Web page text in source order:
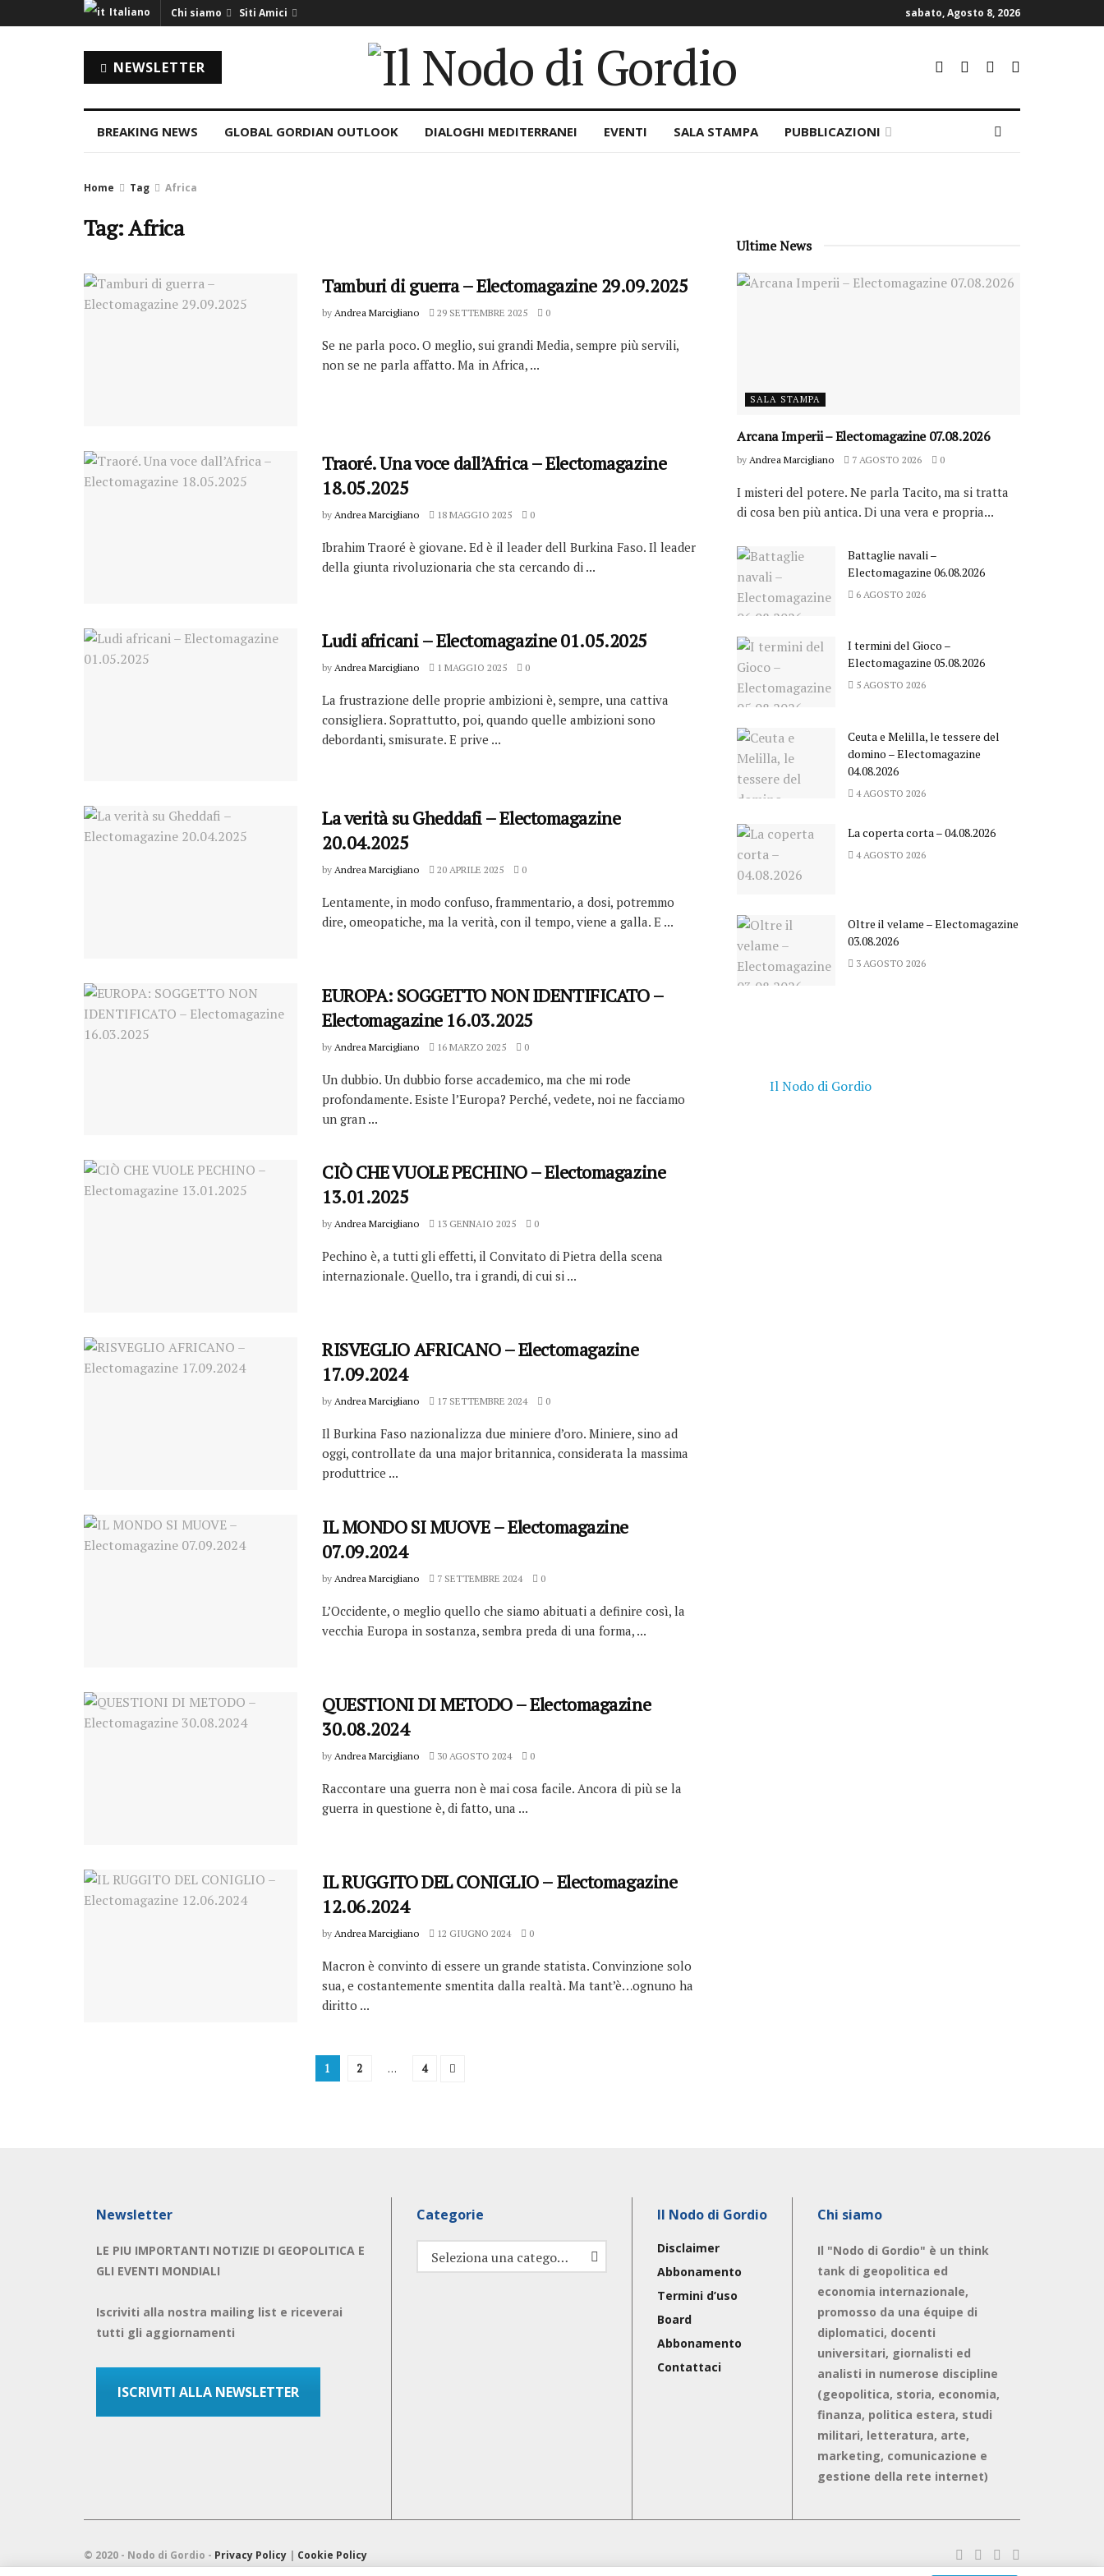
Italiano Chi siamo Siti Amici sabato, Agosto 8, 2026
NEWSLETTER
BREAKING NEWS GLOBAL GORDIAN OUTLOOK DIALOGHI MEDITERRANEI EVENTI SALA STAMPA PUBBLICAZIONI
Home Tag Africa
Tag: Africa
Tamburi di guerra – Electomagazine 29.09.2025
by Andrea Marcigliano 29 SETTEMBRE 2025 0
Se ne parla poco. O meglio, sui grandi Media, sempre più servili,
non se ne parla affatto. Ma in Africa, ...
Traoré. Una voce dall’Africa – Electomagazine
18.05.2025
by Andrea Marcigliano 18 MAGGIO 2025 0
Ibrahim Traoré è giovane. Ed è il leader dell Burkina Faso. Il leader
della giunta rivoluzionaria che sta cercando di ...
Ludi africani – Electomagazine 01.05.2025
by Andrea Marcigliano 1 MAGGIO 2025 0
La frustrazione delle proprie ambizioni è, sempre, una cattiva
consigliera. Soprattutto, poi, quando quelle ambizioni sono
debordanti, smisurate. E prive ...
La verità su Gheddafi – Electomagazine
20.04.2025
by Andrea Marcigliano 20 APRILE 2025 0
Lentamente, in modo confuso, frammentario, a dosi, potremmo
dire, omeopatiche, ma la verità, con il tempo, viene a galla. E ...
EUROPA: SOGGETTO NON IDENTIFICATO –
Electomagazine 16.03.2025
by Andrea Marcigliano 16 MARZO 2025 0
Un dubbio. Un dubbio forse accademico, ma che mi rode
profondamente. Esiste l’Europa? Perché, vedete, noi ne facciamo
un gran ...
CIÒ CHE VUOLE PECHINO – Electomagazine
13.01.2025
by Andrea Marcigliano 13 GENNAIO 2025 0
Pechino è, a tutti gli effetti, il Convitato di Pietra della scena
internazionale. Quello, tra i grandi, di cui si ...
RISVEGLIO AFRICANO – Electomagazine
17.09.2024
by Andrea Marcigliano 17 SETTEMBRE 2024 0
Il Burkina Faso nazionalizza due miniere d’oro. Miniere, sino ad
oggi, controllate da una major britannica, considerata la massima
produttrice ...
IL MONDO SI MUOVE – Electomagazine
07.09.2024
by Andrea Marcigliano 7 SETTEMBRE 2024 0
L’Occidente, o meglio quello che siamo abituati a definire così, la
vecchia Europa in sostanza, sembra preda di una forma, ...
QUESTIONI DI METODO – Electomagazine
30.08.2024
by Andrea Marcigliano 30 AGOSTO 2024 0
Raccontare una guerra non è mai cosa facile. Ancora di più se la
guerra in questione è, di fatto, una ...
IL RUGGITO DEL CONIGLIO – Electomagazine
12.06.2024
by Andrea Marcigliano 12 GIUGNO 2024 0
Macron è convinto di essere un grande statista. Convinzione solo
sua, e costantemente smentita dalla realtà. Ma tant’è…ognuno ha
diritto ...
1 2 … 4
Ultime News
SALA STAMPA
Arcana Imperii – Electomagazine 07.08.2026
by Andrea Marcigliano 7 AGOSTO 2026 0
I misteri del potere. Ne parla Tacito, ma si tratta
di cosa ben più antica. Di una vera e propria...
Battaglie navali –
Electomagazine 06.08.2026
6 AGOSTO 2026
I termini del Gioco –
Electomagazine 05.08.2026
5 AGOSTO 2026
Ceuta e Melilla, le tessere del
domino – Electomagazine
04.08.2026
4 AGOSTO 2026
La coperta corta – 04.08.2026
4 AGOSTO 2026
Oltre il velame – Electomagazine
03.08.2026
3 AGOSTO 2026
Il Nodo di Gordio
Newsletter
LE PIU IMPORTANTI NOTIZIE DI GEOPOLITICA E
GLI EVENTI MONDIALI
Iscriviti alla nostra mailing list e riceverai
tutti gli aggiornamenti
ISCRIVITI ALLA NEWSLETTER
Categorie
Categorie Seleziona una categoria
Il Nodo di Gordio
Disclaimer
Abbonamento
Termini d’uso
Board
Abbonamento
Contattaci
Chi siamo
Il "Nodo di Gordio" è un think
tank di geopolitica ed
economia internazionale,
promosso da una équipe di
diplomatici, docenti
universitari, giornalisti ed
analisti in numerose discipline
(geopolitica, storia, economia,
finanza, politica estera, studi
militari, letteratura, arte,
marketing, comunicazione e
gestione della rete internet)
© 2020 - Nodo di Gordio - Privacy Policy | Cookie Policy